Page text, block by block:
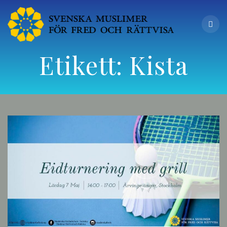
Etikett:Kista